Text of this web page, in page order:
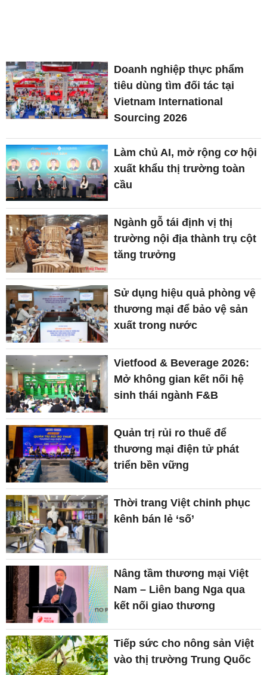
Doanh nghiệp thực phẩm
tiêu dùng tìm đối tác tại
Vietnam International
Sourcing 2026
Làm chủ AI, mở rộng cơ hội
xuất khẩu thị trường toàn
cầu
Ngành gỗ tái định vị thị
trường nội địa thành trụ cột
tăng trưởng
Sử dụng hiệu quả phòng vệ
thương mại để bảo vệ sản
xuất trong nước
Vietfood & Beverage 2026:
Mở không gian kết nối hệ
sinh thái ngành F&B
Quản trị rủi ro thuế để
thương mại điện tử phát
triển bền vững
Thời trang Việt chinh phục
kênh bán lẻ ‘số’
Nâng tầm thương mại Việt
Nam – Liên bang Nga qua
kết nối giao thương
Tiếp sức cho nông sản Việt
vào thị trường Trung Quốc